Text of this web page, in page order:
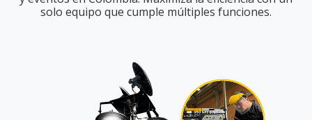
solo equipo que cumple múltiples funciones.